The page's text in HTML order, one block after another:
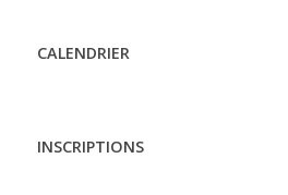
CALENDRIER
INSCRIPTIONS